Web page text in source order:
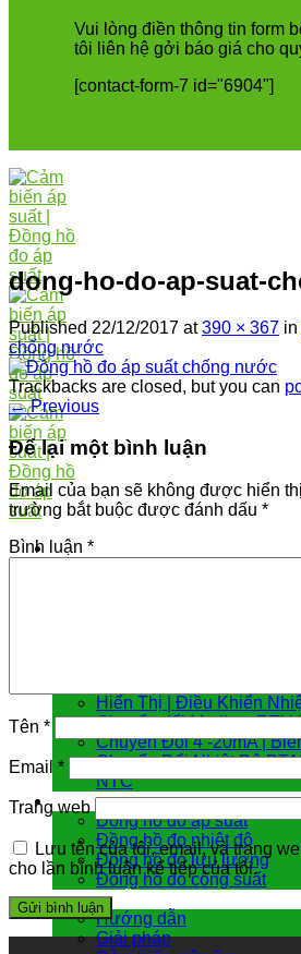
Vui òng điền thông tin form b
tôi liên hệ gởi báo giá cho qu
[contact-form-7 id="6904"]
Hiển Thị | Điều Khiển
Chuyển đổi Modbus RTU
Chuyển Đổi 4 -20mA |
Chuyển Đổi Nhiệt Độ
NTC
Đồng hồ đo
Đồng hồ đo áp suất
Đồng hồ đo nhiệt độ
Đồng hồ đo lưu lượng
Đồng hồ đo công suất
Hướng dẫn & giải pháp
Hướng dẫn
Giải pháp
dong-ho-do-ap-suat-
Published 22/12/2017 at390 × 367 in
chống nước
Trackbacks are closed, but you can
←Previous
Để lại một bình luận
Email của bạn sẽ không được hiển
trường bắt buộc được đánh dấu *
Bình luận *
Tên *
Email *
Trang web
Lưu tên của tôi, email, và trang
cho lần bình luận kế tiếp của tôi.